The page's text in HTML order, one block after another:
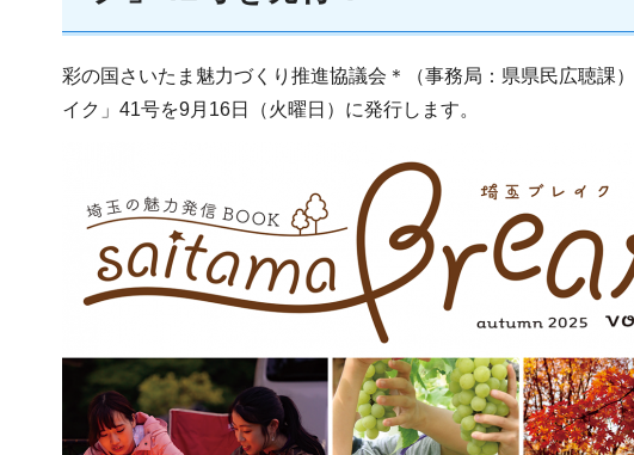
彩の国さいたま魅力づくり推進協議会＊（事務局：県県民広聴課
イク」41号を9月16日（火曜日）に発行します。